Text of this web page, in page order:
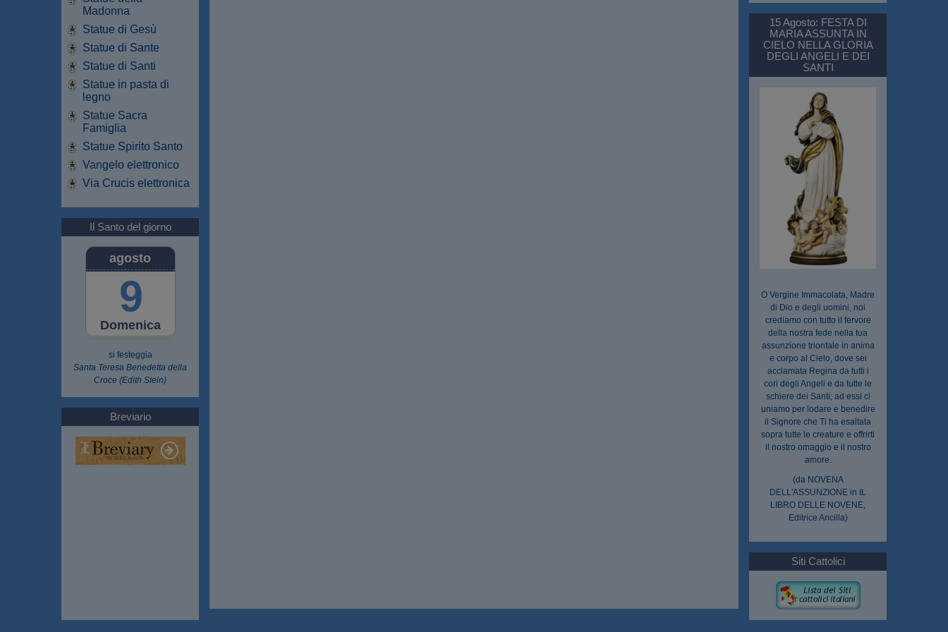
Madonna
Statue di Gesù
Statue di Sante
Statue di Santi
Statue in pasta di
legno
Statue Sacra
Famiglia
Statue Spirito Santo
Vangelo elettronico
Via Crucis elettronica
Il Santo del giorno
Domenica
agosto
9
si festeggia
Santa Teresa Benedetta della
Croce (Edith Stein)
Breviario
15 Agosto: FESTA DI
MARIA ASSUNTA IN
CIELO NELLA GLORIA
DEGLI ANGELI E DEI
SANTI
O Vergine Immacolata, Madre
di Dio e degli uomini, noi
crediamo con tutto il fervore
della nostra fede nella tua
assunzione trionfale in anima
e corpo al Cielo, dove sei
acclamata Regina da tutti i
cori degli Angeli e da tutte le
schiere dei Santi; ad essi ci
uniamo per lodare e benedire
il Signore che Ti ha esaltata
sopra tutte le creature e offrirti
il nostro omaggio e il nostro
amore.
(da NOVENA
DELL'ASSUNZIONE in IL
LIBRO DELLE NOVENE,
Editrice Ancilla)
Siti Cattolici